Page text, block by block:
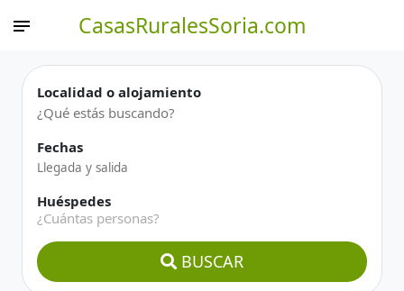
CasasRuralesSoria.com
Localidad o alojamiento
Fechas
Huéspedes
¿Cuántas personas?
BUSCAR